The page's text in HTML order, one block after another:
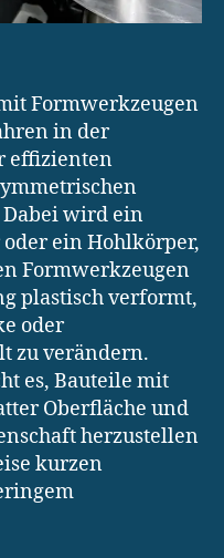
Formwerkzeugen
in der
effizienten
wird ein
ein Hohlkörper,
Formwerkzeugen
plastisch verformt,
oder
zu verändern.
es, Bauteile mit
Oberfläche und
herzustellen
kurzen